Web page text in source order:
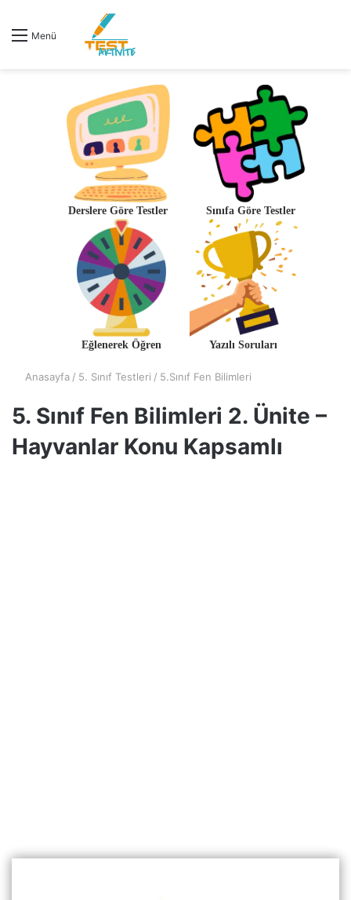
Menü
Derslere Göre Testler Sınıfa Göre Testler
Eğlenerek Öğren Yazılı Soruları
Anasayfa / 5. Sınıf Testleri / 5.Sınıf Fen Bilimleri
5. Sınıf Fen Bilimleri 2. Ünite –
Hayvanlar Konu Kapsamlı